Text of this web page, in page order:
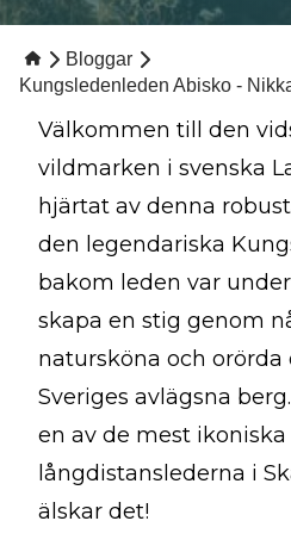
Bloggar
Kungsledenleden Abisko -
Välkommen till den
vildmarken i svenska
hjärtat av denna
den legendariska
bakom leden var
skapa en stig genom
natursköna och orörda
Sveriges avlägsna
en av de mest ikoniska
långdistanslederna i
älskar det!